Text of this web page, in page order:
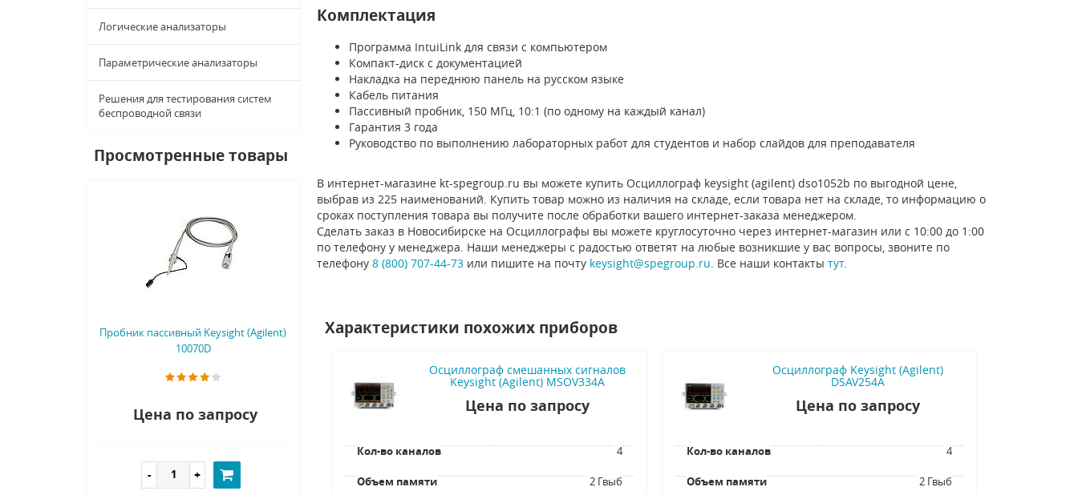
Логические анализаторы
Параметрические анализаторы
Решения для тестирования систем
беспроводной связи
Просмотренные товары
Пробник пассивный Keysight (Agilent)
10070D
Цена по запросу
Комплектация
Программа IntuiLink для связи с компьютером
Компакт-диск с документацией
Накладка на переднюю панель на русском языке
Кабель питания
Пассивный пробник, 150 МГц, 10:1 (по одному на каждый канал)
Гарантия 3 года
Руководство по выполнению лабораторных работ для студентов и набор слайдов для преподавателя
В интернет-магазине kt-spegroup.ru вы можете купить Осциллограф keysight (agilent) dso1052b по выгодной цене,
выбрав из 225 наименований. Купить товар можно из наличия на складе, если товара нет на складе, то информацию о
сроках поступления товара вы получите после обработки вашего интернет-заказа менеджером.
Сделать заказ в Новосибирске на Осциллографы вы можете круглосуточно через интернет-магазин или с 10:00 до 1:00
по телефону у менеджера. Наши менеджеры с радостью ответят на любые возникшие у вас вопросы, звоните по
телефону 8 (800) 707-44-73или пишите на почту keysight@spegroup.ru . Все наши контакты тут.
Характеристики похожих приборов
Осциллограф смешанных сигналов
Keysight (Agilent) MSOV334A
Цена по запросу
Кол-во каналов 4
Объем памяти 2 Гвыб
Осциллограф Keysight (Agilent)
DSAV254A
Цена по запросу
Кол-во каналов 4
Объем памяти 2 Гвыб